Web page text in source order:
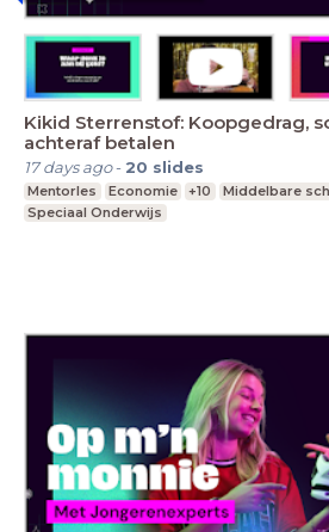
Kikid Sterrenstof: Koopgedrag,
achteraf betalen
17 days ago- 20 slides
Mentorles Economie +10 Middelbare
Speciaal Onderwijs